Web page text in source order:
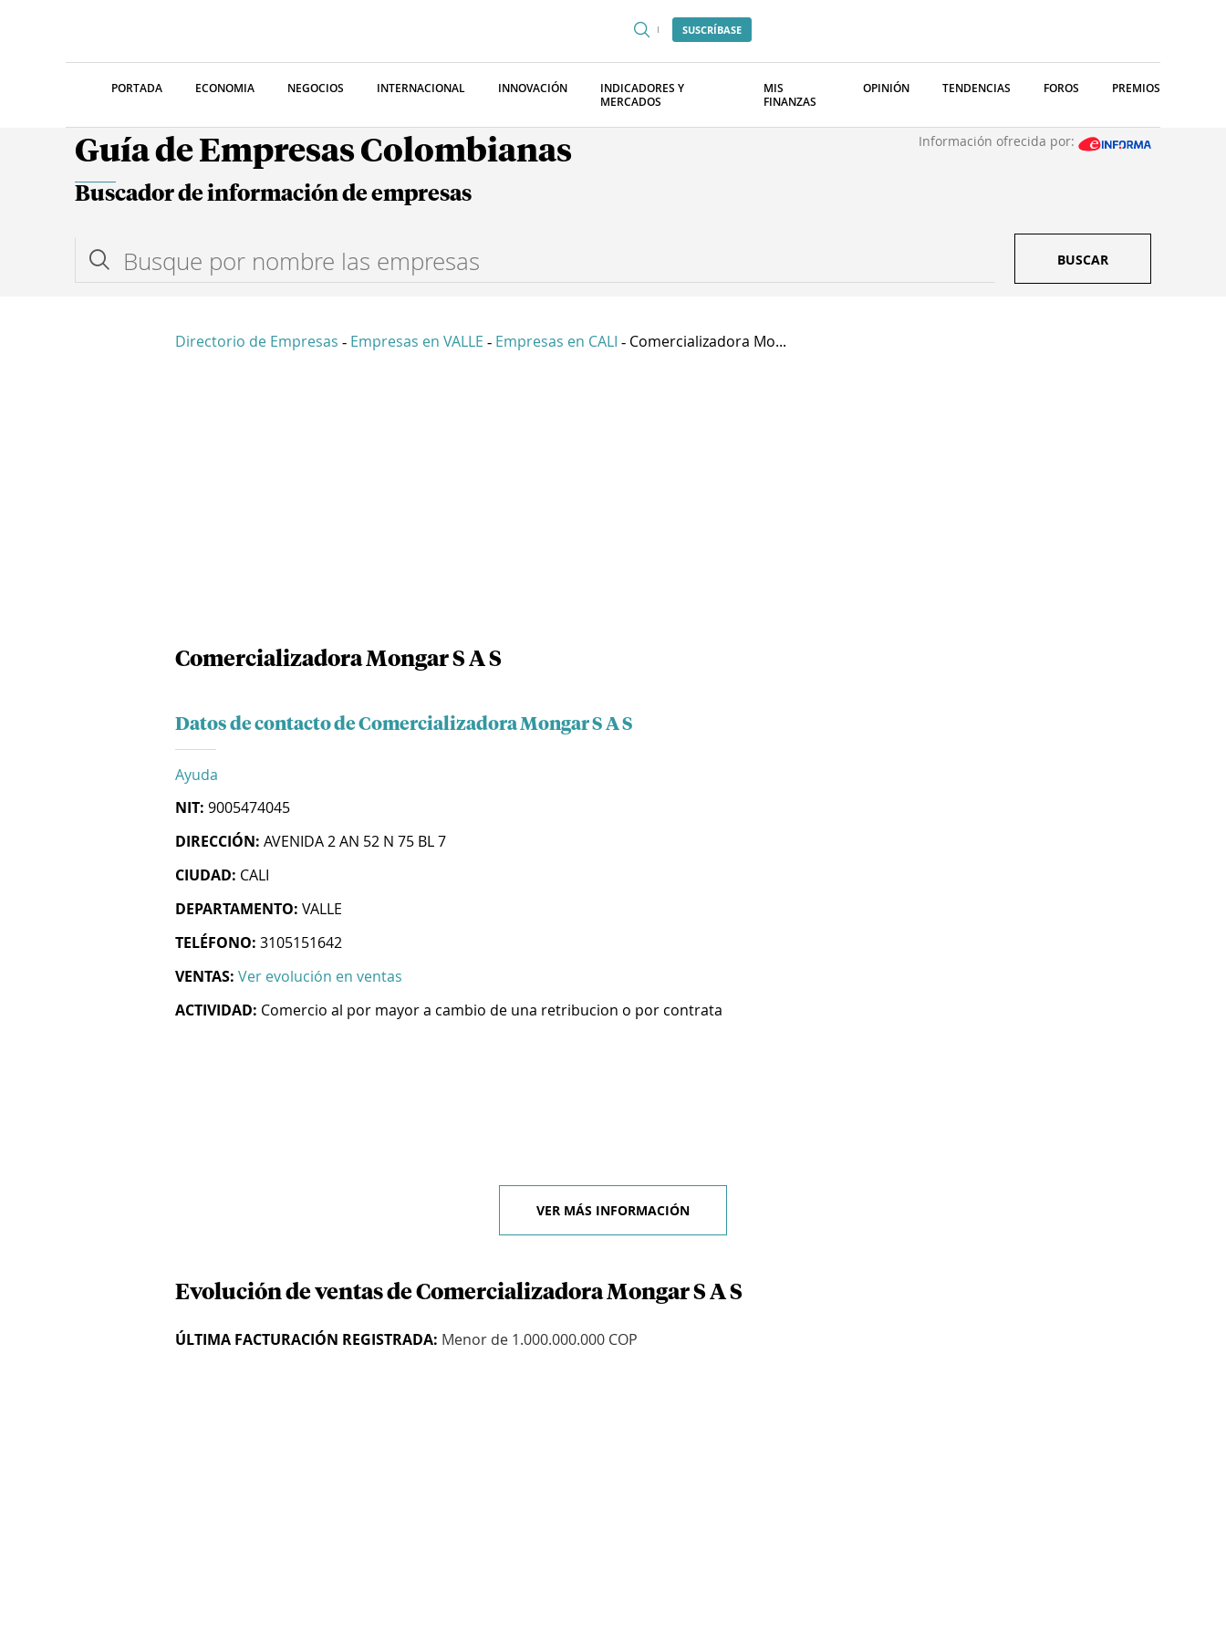
SUSCRÍBASE
PORTADA ECONOMIA NEGOCIOS INTERNACIONAL INNOVACIÓN
INDICADORES Y
MERCADOS
MIS
FINANZAS
OPINIÓN TENDENCIAS FOROS PREMIOS
Guía de Empresas Colombianas Información ofrecida por:
Buscador de información de empresas
BUSCAR
Directorio de Empresas - Empresas en VALLE - Empresas en CALI - Comercializadora Mo...
Comercializadora Mongar S A S
Datos de contacto de Comercializadora Mongar S A S
Ayuda
NIT: 9005474045
DIRECCIÓN: AVENIDA 2 AN 52 N 75 BL 7
CIUDAD: CALI
DEPARTAMENTO: VALLE
TELÉFONO: 3105151642
VENTAS: Ver evolución en ventas
ACTIVIDAD: Comercio al por mayor a cambio de una retribucion o por contrata
VER MÁS INFORMACIÓN
Evolución de ventas de Comercializadora Mongar S A S
ÚLTIMA FACTURACIÓN REGISTRADA: Menor de 1.000.000.000 COP